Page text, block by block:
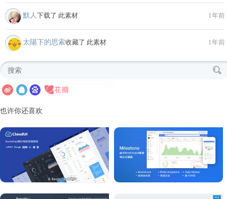
默人 下载了 此素材 1年前
太陽下的思索收藏了 此素材 1年前
也许你还喜欢